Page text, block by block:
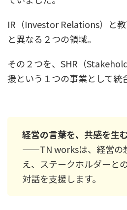
IR（Investor Relations）と
と異なる２つの領域。
その２つを、SHR（
援という１つの事業として統
経営の言葉を、共感を生
——TN worksは、経営の
え、ステークホルダーと
対話を支援します。